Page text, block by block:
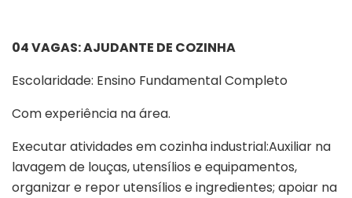
04 VAGAS: AJUDANTE DE COZINHA
Escolaridade: Ensino Fundamental Completo
Com experiência na área.
Executar atividades em cozinha industrial:Auxiliar na
lavagem de louças, utensílios e equipamentos,
organizar e repor utensílios e ingredientes; apoiar na